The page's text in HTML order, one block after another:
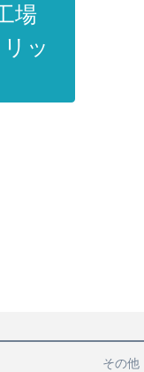
場
ッ
その他